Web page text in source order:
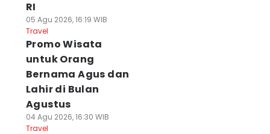
RI
05 Agu 2026, 16:19 WIB
Travel
Promo Wisata
untuk Orang
Bernama Agus dan
Lahir di Bulan
Agustus
04 Agu 2026, 16:30 WIB
Travel